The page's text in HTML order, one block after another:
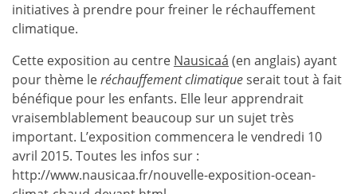
initiatives à prendre pour freiner le réchauffement
climatique.
Cette exposition au centre Nausicaá (en anglais) ayant
pour thème leréchauffement climatiqueserait tout à fait
bénéfique pour les enfants. Elle leur apprendrait
vraisemblablement beaucoup sur un sujet très
important. L’exposition commencera le vendredi 10
avril 2015. Toutes les infos sur :
http://www.nausicaa.fr/nouvelle-exposition-ocean-